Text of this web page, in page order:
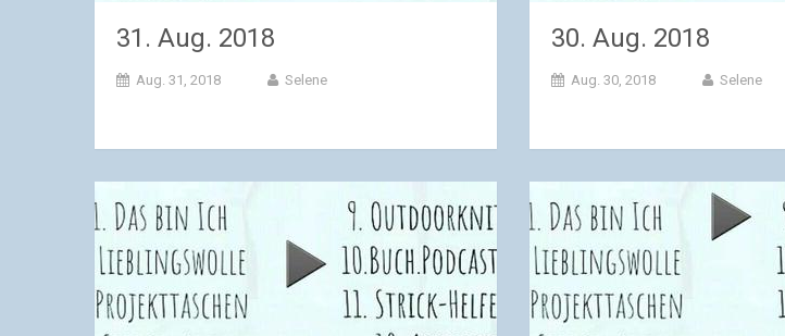
31. Aug. 2018
Aug. 31, 2018 Selene
30. Aug. 2018
Aug. 30, 2018 Selene